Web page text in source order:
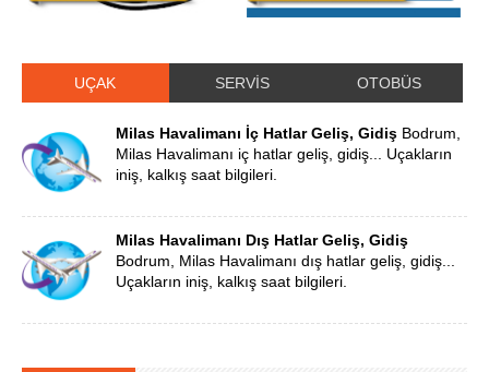
UÇAK SERVİS OTOBÜS
Milas Havalimanı İç Hatlar Geliş, Gidiş Bodrum,
Milas Havalimanı iç hatlar geliş, gidiş... Uçakların
iniş, kalkış saat bilgileri.
Milas Havalimanı Dış Hatlar Geliş, Gidiş
Bodrum, Milas Havalimanı dış hatlar geliş, gidiş...
Uçakların iniş, kalkış saat bilgileri.